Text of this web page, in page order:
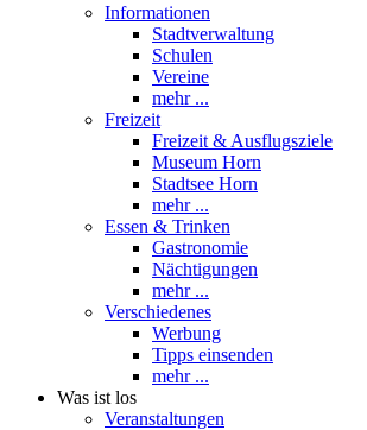
Informationen
Stadtverwaltung
Schulen
Vereine
mehr ...
Freizeit
Freizeit & Ausflugsziele
Museum Horn
Stadtsee Horn
mehr ...
Essen & Trinken
Gastronomie
Nächtigungen
mehr ...
Verschiedenes
Werbung
Tipps einsenden
mehr ...
Was ist los
Veranstaltungen